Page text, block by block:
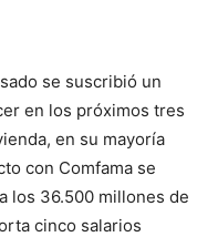
se suscribió un
en los próximos tres
en su mayoría
con Comfama se
los 36.500 millones de
cinco salarios